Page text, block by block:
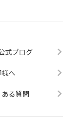
式ブログ
へ
ある質問